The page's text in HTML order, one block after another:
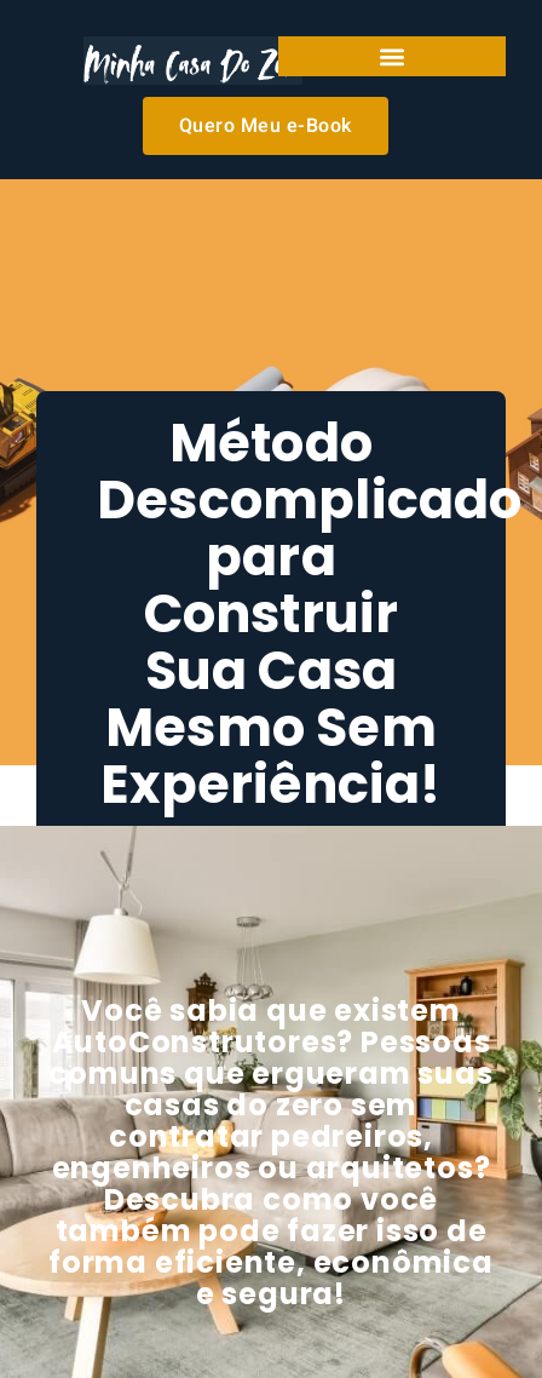
Quero Meu e-Book
Método
Descomplicado
para
Construir
Sua Casa
Mesmo Sem
Experiência!
Você sabia que existem
AutoConstrutores? Pessoas
comuns que ergueram suas
casas do zero sem
contratar pedreiros,
engenheiros ou arquitetos?
Descubra como você
também pode fazer isso de
forma eficiente, econômica
e segura!